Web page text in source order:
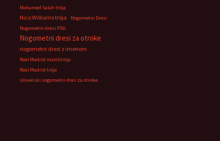
Mohamed Salah tröja
Nico Williams tröja
Nogometni Dresi
Nogometni dresi PSG
Nogometni dresi za otroke
nogometni dresi z imenom
Real Madrid matchtröja
Real Madrid tröja
slovenski nogometni dres za otroke